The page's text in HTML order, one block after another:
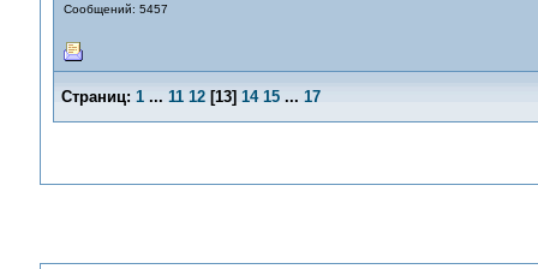
Сообщений: 5457
Страниц: 1 ... 11 12[13] 14 15 ... 17